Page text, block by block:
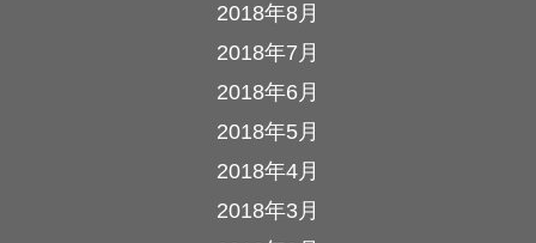
2018年8月
2018年7月
2018年6月
2018年5月
2018年4月
2018年3月